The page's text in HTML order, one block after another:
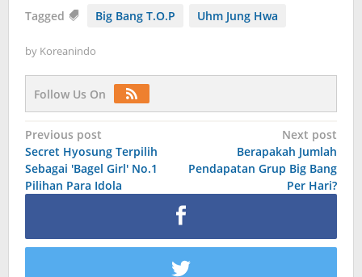
Tagged Big Bang T.O.P Uhm Jung Hwa
by Koreanindo
Follow Us On
Post
navigation
Previous post
Secret Hyosung Terpilih
Sebagai 'Bagel Girl' No.1
Pilihan Para Idola
Next post
Berapakah Jumlah
Pendapatan Grup Big Bang
Per Hari?